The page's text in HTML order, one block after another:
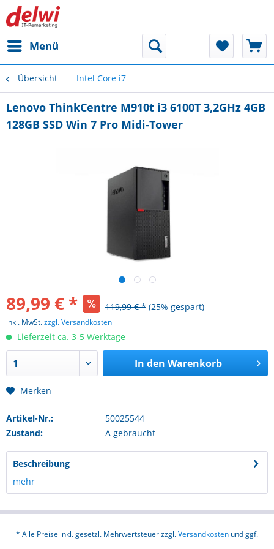
Menü
Übersicht Intel Core i7
Lenovo ThinkCentre M910t i3 6100T 3,2GHz 4GB
128GB SSD Win 7 Pro Midi-Tower
89,99 € * 119,99 € * (25% gespart)
inkl. MwSt.zzgl. Versandkosten
Lieferzeit ca. 3-5 Werktage
In den Warenkorb
Merken
Artikel-Nr.:
50025544
Zustand:
A gebraucht
Beschreibung
mehr
* Alle Preise inkl. gesetzl. Mehrwertsteuer zzgl.Versandkosten und ggf.